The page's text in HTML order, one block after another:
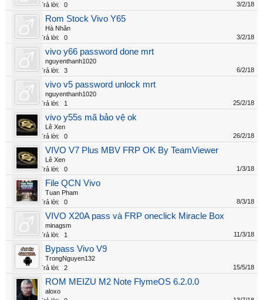
Trả lời:
0 3/2/18
Rom Stock Vivo Y65
Hà Nhân
Trả lời:
0 3/2/18
vivo y66 password done mrt
nguyenthanh1020
Trả lời:
3 6/2/18
vivo v5 password unlock mrt
nguyenthanh1020
Trả lời:
1 25/2/18
vivo y55s mã bảo vệ ok
Lê Xen
Trả lời:
0 26/2/18
VIVO V7 Plus MBV FRP OK By TeamViewer
Lê Xen
Trả lời:
0 1/3/18
File QCN Vivo
Tuan Pham
Trả lời:
0 8/3/18
VIVO X20A pass và FRP oneclick Miracle Box
minagsm
Trả lời:
1 11/3/18
Bypass Vivo V9
TrongNguyen132
Trả lời:
2 15/5/18
ROM MEIZU M2 Note FlymeOS 6.2.0.0
aloxo